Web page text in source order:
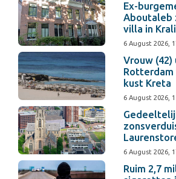
Ex-
Aboutaleb
villa in
6 August 2026,
Vrouw
kust Kreta
6 August 2026,
6 August 2026,
Ruim 2,7